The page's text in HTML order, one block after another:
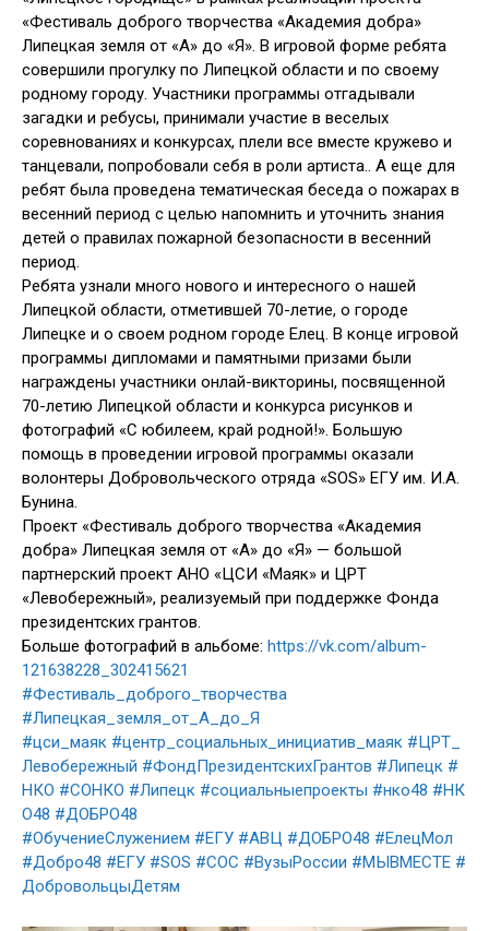
«Фестиваль доброго творчества «Академия добра»
Липецкая земля от «А» до «Я». В игровой форме ребята
совершили прогулку по Липецкой области и по своему
родному городу. Участники программы отгадывали
загадки и ребусы, принимали участие в веселых
соревнованиях и конкурсах, плели все вместе кружево и
танцевали, попробовали себя в роли артиста.. А еще для
ребят была проведена тематическая беседа о пожарах в
весенний период с целью напомнить и уточнить знания
детей о правилах пожарной безопасности в весенний
период.
Ребята узнали много нового и интересного о нашей
Липецкой области, отметившей 70-летие, о городе
Липецке и о своем родном городе Елец. В конце игровой
программы дипломами и памятными призами были
награждены участники онлай-викторины, посвященной
70-летию Липецкой области и конкурса рисунков и
фотографий «С юбилеем, край родной!». Большую
помощь в проведении игровой программы оказали
волонтеры Добровольческого отряда «SOS» ЕГУ им. И.А.
Бунина.
Проект «Фестиваль доброго творчества «Академия
добра» Липецкая земля от «А» до «Я» — большой
партнерский проект АНО «ЦСИ «Маяк» и ЦРТ
«Левобережный», реализуемый при поддержке Фонда
президентских грантов.
Больше фотографий в альбоме: https://vk.com/album-
121638228_302415621
#Фестиваль_доброго_творчества
#Липецкая_земля_от_А_до_Я
#цси_маяк #центр_социальных_инициатив_маяк #ЦРТ_
Левобережный #ФондПрезидентскихГрантов #Липецк #
НКО #СОНКО #Липецк #социальныепроекты #нко48 #НК
О48 #ДОБРО48
#ОбучениеСлужением #ЕГУ #АВЦ #ДОБРО48 #ЕлецМол
#Добро48 #ЕГУ #SOS #СОС #ВузыРоссии #МЫВМЕСТЕ #
ДобровольцыДетям